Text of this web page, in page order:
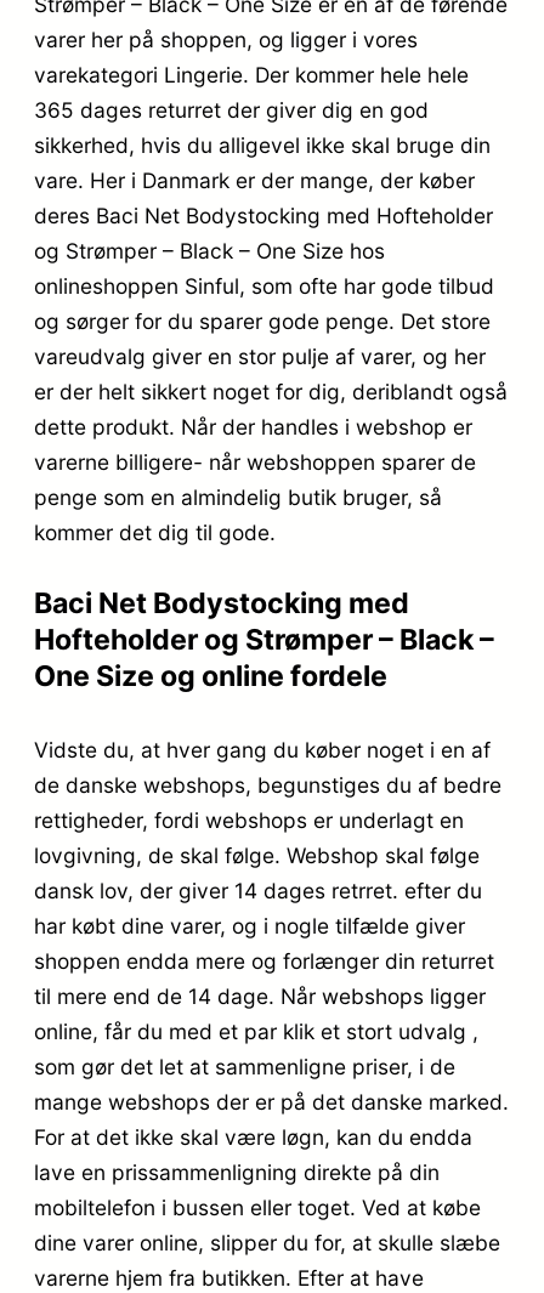
varer her på shoppen, og ligger i vores
varekategori Lingerie. Der kommer hele hele
365 dages returret der giver dig en god
sikkerhed, hvis du alligevel ikke skal bruge din
vare. Her i Danmark er der mange, der køber
deres Baci Net Bodystocking med Hofteholder
og Strømper – Black – One Size hos
onlineshoppen Sinful, som ofte har gode tilbud
og sørger for du sparer gode penge. Det store
vareudvalg giver en stor pulje af varer, og her
er der helt sikkert noget for dig, deriblandt også
dette produkt. Når der handles i webshop er
varerne billigere- når webshoppen sparer de
penge som en almindelig butik bruger, så
kommer det dig til gode.
Baci Net Bodystocking med
Hofteholder og Strømper – Black –
One Size og online fordele
Vidste du, at hver gang du køber noget i en af
de danske webshops, begunstiges du af bedre
rettigheder, fordi webshops er underlagt en
lovgivning, de skal følge. Webshop skal følge
dansk lov, der giver 14 dages retrret. efter du
har købt dine varer, og i nogle tilfælde giver
shoppen endda mere og forlænger din returret
til mere end de 14 dage. Når webshops ligger
online, får du med et par klik et stort udvalg ,
som gør det let at sammenligne priser, i de
mange webshops der er på det danske marked.
For at det ikke skal være løgn, kan du endda
lave en prissammenligning direkte på din
mobiltelefon i bussen eller toget. Ved at købe
dine varer online, slipper du for, at skulle slæbe
varerne hjem fra butikken. Efter at have